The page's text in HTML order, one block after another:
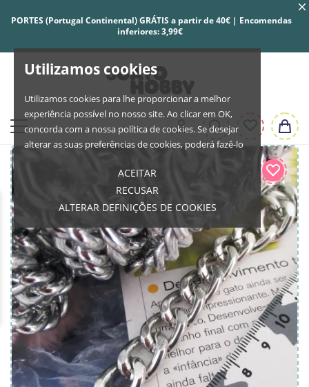
Utilizamos cookies
Utilizamos cookies para lhe proporcionar a melhor
experiência possível no nosso site. Ao clicar em OK,
concorda com a nossa política de cookies. Se desejar
alterar as suas preferências de cookies, poderá fazê-lo
ACEITAR
RECUSAR
ALTERAR DEFINIÇÕES DE COOKIES
PORTES (Portugal Continental) GRÁTIS a partir de 40€ | Encomendas
inferiores: 3,99€